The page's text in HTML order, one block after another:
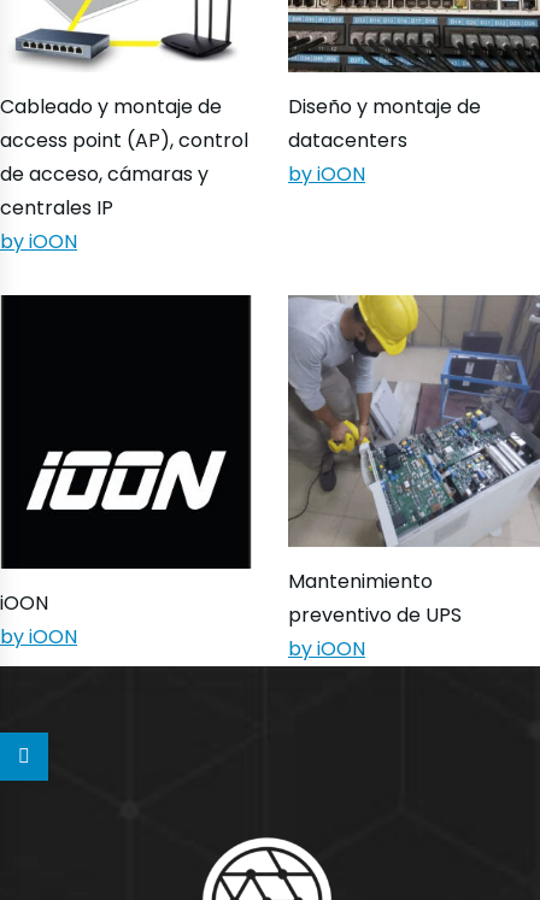
Cableado y montaje de
access point (AP), control
de acceso, cámaras y
centrales IP
by iOON
Diseño y montaje de
datacenters
by iOON
iOON
by iOON
Mantenimiento
preventivo de UPS
by iOON